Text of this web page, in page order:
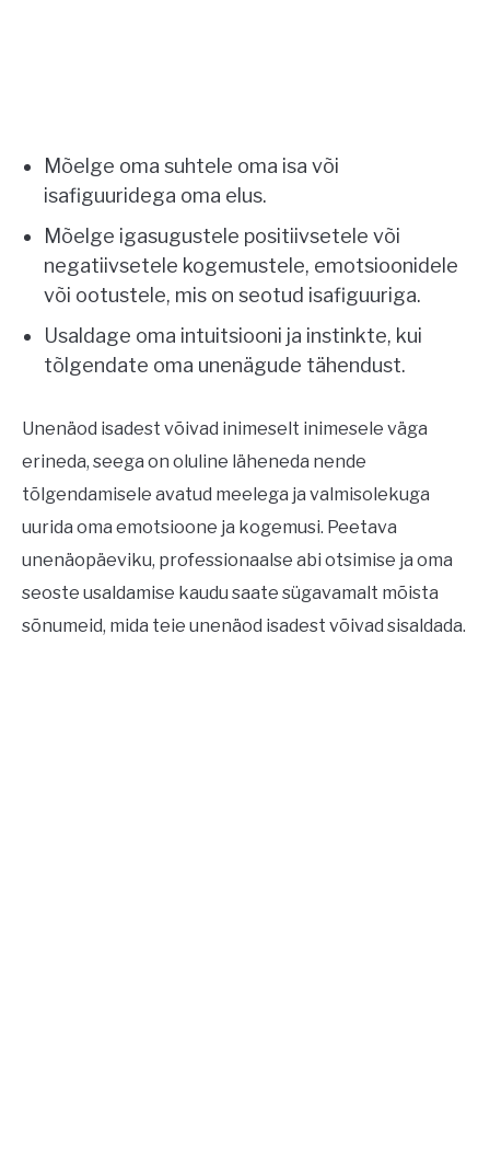
Mõelge oma suhtele oma isa või
isafiguuridega oma elus.
Mõelge igasugustele positiivsetele või
negatiivsetele kogemustele, emotsioonidele
või ootustele, mis on seotud isafiguuriga.
Usaldage oma intuitsiooni ja instinkte, kui
tõlgendate oma unenägude tähendust.
Unenäod isadest võivad inimeselt inimesele väga
erineda, seega on oluline läheneda nende
tõlgendamisele avatud meelega ja valmisolekuga
uurida oma emotsioone ja kogemusi. Peetava
unenäopäeviku, professionaalse abi otsimise ja oma
seoste usaldamise kaudu saate sügavamalt mõista
sõnumeid, mida teie unenäod isadest võivad sisaldada.